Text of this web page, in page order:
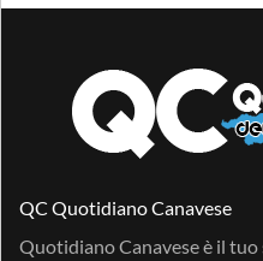
QC Quotidiano Canavese
Quotidiano Canavese è il